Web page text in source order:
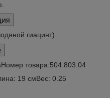
гиацинт).
товара:504.803.04
19 смВес: 0.25